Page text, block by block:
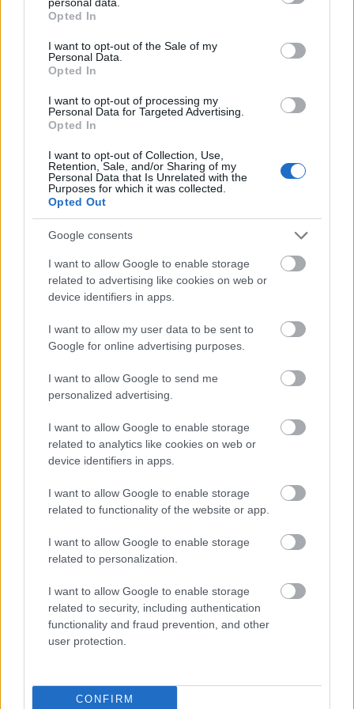
grant or deny consent to Google and its third-party tags to
use your data for below specified purposes in below Google
consent section.
Opted In
I want to opt-out of the Sale of my
Personal Data.
Opted In
I want to opt-out of processing my
Personal Data for Targeted Advertising.
Opted In
I want to opt-out of Collection, Use,
Retention, Sale, and/or Sharing of my
Personal Data that Is Unrelated with the
Purposes for which it was collected.
Opted Out
Google consents
I want to allow Google to enable storage
related to advertising like cookies on web or
device identifiers in apps.
I want to allow my user data to be sent to
Google for online advertising purposes.
I want to allow Google to send me
personalized advertising.
I want to allow Google to enable storage
related to analytics like cookies on web or
device identifiers in apps.
I want to allow Google to enable storage
related to functionality of the website or app.
I want to allow Google to enable storage
related to personalization.
I want to allow Google to enable storage
related to security, including authentication
functionality and fraud prevention, and other
user protection.
CONFIRM
χωρίς να λείπει και η ρωμαϊκή αγορά, συνθέτουν το
Στα πλακόστρωτα δρομάκια, στα ασβεστωμένα
σκαλάκια και στα στενά σοκάκια της περπατούν,
κάθε χρόνο, εκατομμύρια τουρίστες από όλο τον
κόσμο. Ειδικά την άνοιξη που μοσχοβολούν τα
γιασεμιά και οι μπουκαμβίλιες παίρνουν αυτό το
υπέροχο χρώμα, η Πλάκα είναι η πιο αγαπημένη